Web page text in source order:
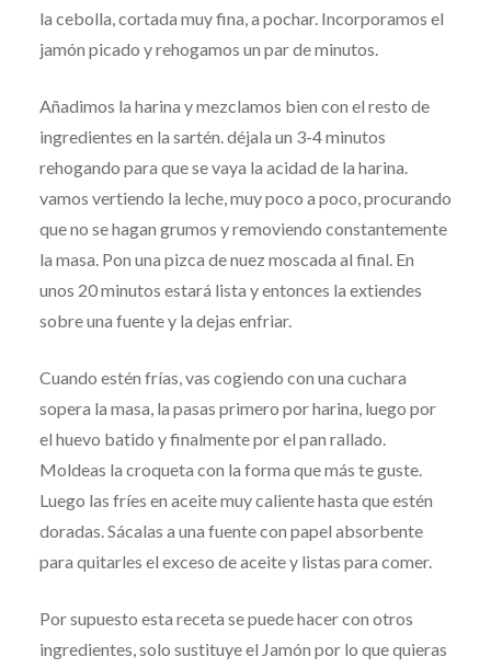
la cebolla, cortada muy fina, a pochar. Incorporamos el
jamón picado y rehogamos un par de minutos.
Añadimos la harina y mezclamos bien con el resto de
ingredientes en la sartén. déjala un 3-4 minutos
rehogando para que se vaya la acidad de la harina.
vamos vertiendo la leche, muy poco a poco, procurando
que no se hagan grumos y removiendo constantemente
la masa. Pon una pizca de nuez moscada al final. En
unos 20 minutos estará lista y entonces la extiendes
sobre una fuente y la dejas enfriar.
Cuando estén frías, vas cogiendo con una cuchara
sopera la masa, la pasas primero por harina, luego por
el huevo batido y finalmente por el pan rallado.
Moldeas la croqueta con la forma que más te guste.
Luego las fríes en aceite muy caliente hasta que estén
doradas. Sácalas a una fuente con papel absorbente
para quitarles el exceso de aceite y listas para comer.
Por supuesto esta receta se puede hacer con otros
ingredientes, solo sustituye el Jamón por lo que quieras